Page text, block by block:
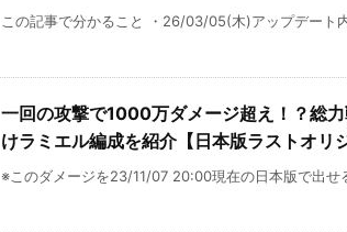
この記事で分かること ・26/03/05(木)アップデート
一回の攻撃で1000万ダメージ超え！？総
けラミエル編成を紹介【日本版ラストオ
※このダメージを23/11/07 20:00現在の日本版で出せ